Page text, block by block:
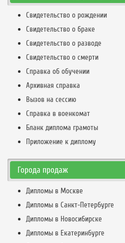
Свидетельство о рождении
Свидетельство о браке
Свидетельство о разводе
Свидетельство о смерти
Справка об обучении
Архивная справка
Вызов на сессию
Справка в военкомат
Бланк диплома грамоты
Приложение к диплому
Города продаж
Дипломы в Москве
Дипломы в Санкт-Петербурге
Дипломы в Новосибирске
Дипломы в Екатеринбурге